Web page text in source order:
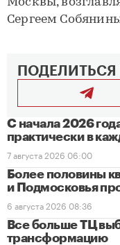
Сергеем
С начала 2026
практически в
7 августа 2026 06:00
Более половины
и Подмосковья
6 августа 2026 08:36
Все больше ТЦ
трансформацию